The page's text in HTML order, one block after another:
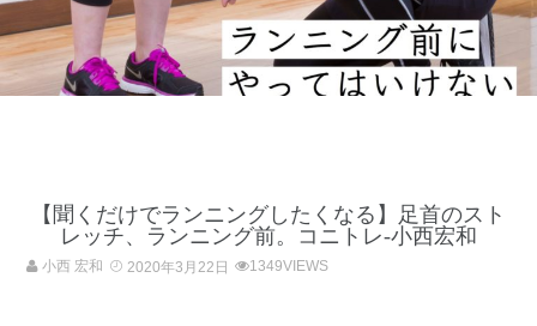
【聞くだけでランニングしたくなる】足首のスト
レッチ、ランニング前。コニトレ-小西宏和
小西 宏和 2020年3月22日 1349VIEWS